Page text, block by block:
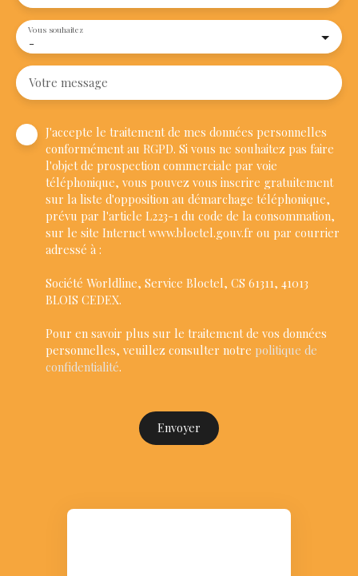
-
Vous souhaitez
Votre message
J'accepte le traitement de mes données personnelles
conformément au RGPD. Si vous ne souhaitez pas faire
l'objet de prospection commerciale par voie
téléphonique, vous pouvez vous inscrire gratuitement
sur la liste d'opposition au démarchage téléphonique,
prévu par l'article L223-1 du code de la consommation,
sur le site Internet www.bloctel.gouv.fr ou par courrier
adressé à :
Société Worldline, Service Bloctel, CS 61311, 41013
BLOIS CEDEX.
Pour en savoir plus sur le traitement de vos données
personnelles, veuillez consulter notre politique de
confidentialité.
Envoyer